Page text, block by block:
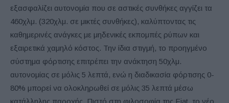
εξασφαλίζει αυτονομία που σε αστικές συνθήκες αγγίζει τα
460χλμ. (320χλμ. σε μικτές συνθήκες), καλύπτοντας τις
καθημερινές ανάγκες με μηδενικές εκπομπές ρύπων και
εξαιρετικά χαμηλό κόστος. Την ίδια στιγμή, το προηγμένο
σύστημα φόρτισης επιτρέπει την ανάκτηση 50χλμ.
αυτονομίας σε μόλις 5 λεπτά, ενώ η διαδικασία φόρτισης 0-
80% μπορεί να ολοκληρωθεί σε μόλις 35 λεπτά μέσω
κατάλληλης παροχής. Πιστό στη φιλοσοφία της Fiat, το νέο